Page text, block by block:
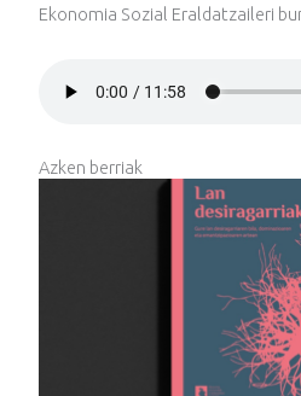
Ekonomia Sozial Eraldatzaileri
Azken berriak